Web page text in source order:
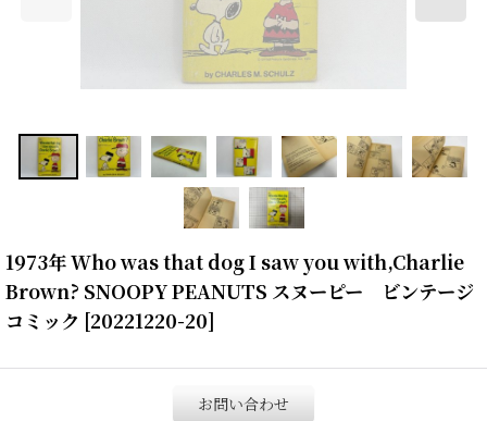
1973年 Who was that dog I saw you with,Charlie
Brown? SNOOPY PEANUTS スヌーピー ビンテージ
コミック [20221220-20]
お問い合わせ